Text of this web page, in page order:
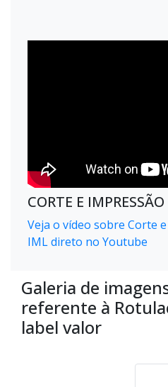
CORTE E
Veja o vídeo sobre Corte
IML direto no Youtube
Galeria de
referente à
label valor